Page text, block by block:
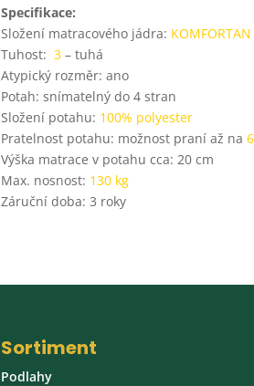
Specifikace:
Složení matracového jádra:
Tuhost:3 – tuhá
Atypický rozměr: ano
Potah: snímatelný do 4 stran
Složení potahu: 100% polyester
Pratelnost potahu: možnost praní až na
Výška matrace v potahu cca: 20 cm
Max. nosnost: 130 kg
Záruční doba: 3 roky
Sortiment
Podlahy